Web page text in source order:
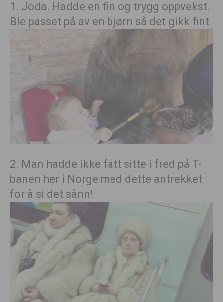
1. Joda. Hadde en fin og trygg oppvekst.
Ble passet på av en bjørn så det gikk fint
2. Man hadde ikke fått sitte i fred på T-
banen her i Norge med dette antrekket
for å si det sånn!